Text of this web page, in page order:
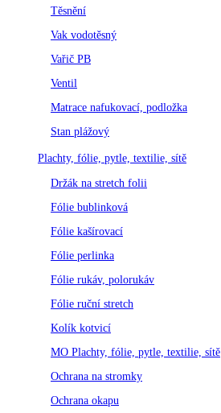
Těsnění
Vak vodotěsný
Vařič PB
Ventil
Matrace nafukovací, podložka
Stan plážový
Plachty, fólie, pytle, textilie, sítě
Držák na stretch folii
Fólie bublinková
Fólie kašírovací
Fólie perlinka
Fólie rukáv, polorukáv
Fólie ruční stretch
Kolík kotvicí
MO Plachty, fólie, pytle, textilie, sítě
Ochrana na stromky
Ochrana okapu